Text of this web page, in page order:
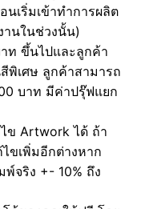
นเริ่มเข้าทำการผลิต
านในช่วงนั้น)
ท ขึ้นไปและลูกค้า
พิเศษ ลูกค้าสามารถ
บาท มีค่าปรุ๊ฟแยก
ข Artwork ได้ ถ้า
ขเพิ่มอีกต่างหาก
จริง +- 10% ถึง